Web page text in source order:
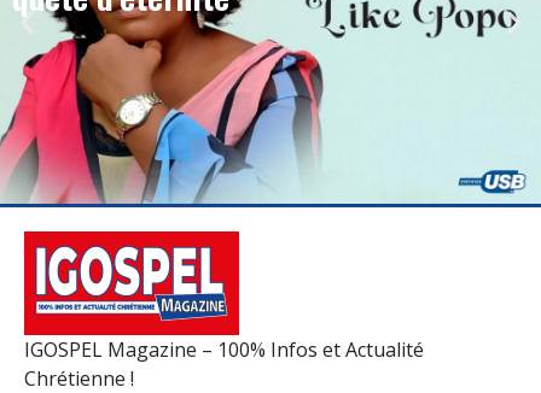
IGOSPEL Magazine – 100% Infos et Actualité
Chrétienne !